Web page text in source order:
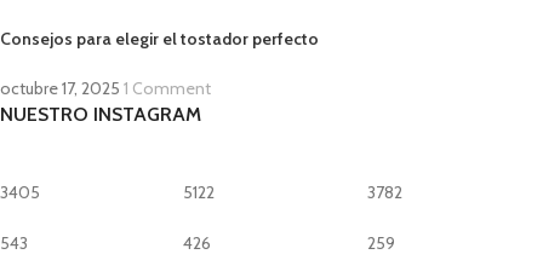
Consejos para elegir el tostador perfecto
octubre 17, 2025 1 Comment
NUESTRO INSTAGRAM
3405
543
5122
426
3782
259